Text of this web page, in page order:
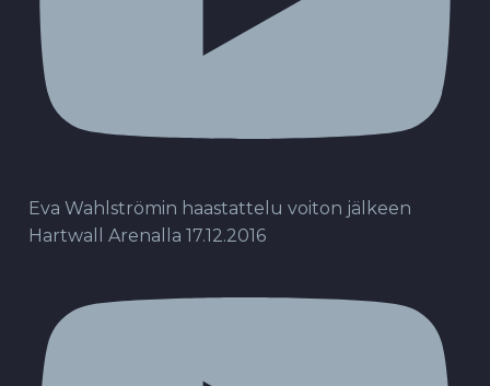
Eva Wahlströmin haastattelu voiton jälkeen
Hartwall Arenalla 17.12.2016